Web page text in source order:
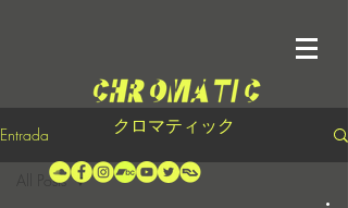
クロマティック
Entrada
All Posts